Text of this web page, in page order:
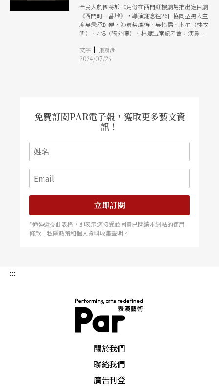
全民大劇團將於10月份在西門紅樓劇場推出定目劇
《西門町一番地》，導演謝念祖26日協同型男大主
廚吳秉承師傅，演員蔡燦得、吳怡霈、木星（林牧
昕）、小8（張允曦）、林斌出席記者會，演員們
金曲。全民大劇團去年於國父紀念館二度加演的
《仁愛路六號》，故事中敘述了國父紀念館50年歷
文字 | 張震洲
2024/07/26
免費訂閱PAR電子報，獲取更多藝文資
訊！
立即訂閱
*通過遞交此表格，即表示您接受並同意已閱讀本網站的使用
條款，私隱政策和個人資料收集聲明。
:::
關於我們
聯絡我們
廣告刊登